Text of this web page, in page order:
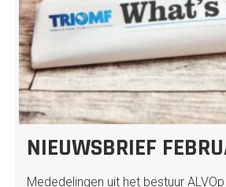
NIEUWSBRIEF
Mededelingen uit het bestuur